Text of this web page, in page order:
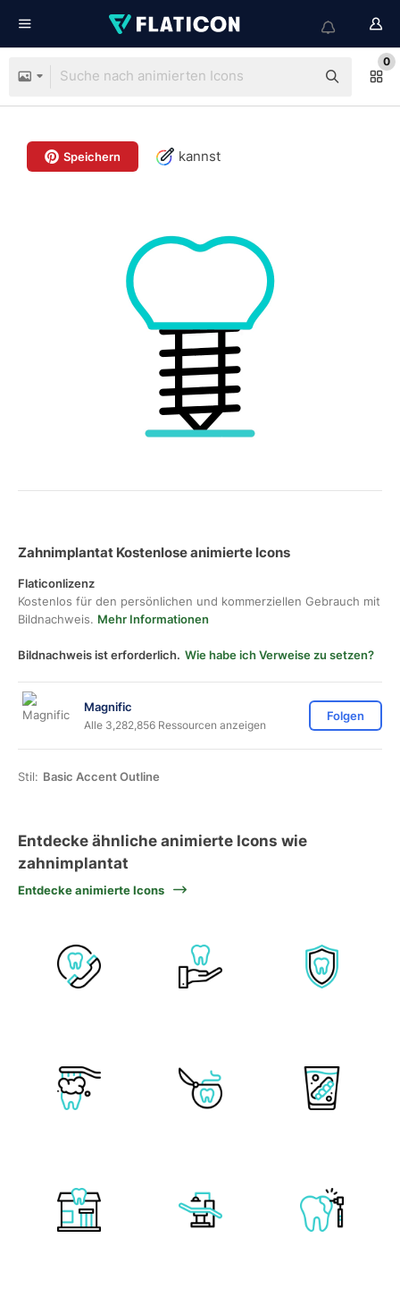
0
Speichern kannst
Zahnimplantat Kostenlose animierte Icons
Flaticonlizenz
Kostenlos für den persönlichen und kommerziellen Gebrauch mit
Bildnachweis. Mehr Informationen
Bildnachweis ist erforderlich. Wie habe ich Verweise zu setzen?
Magnific
Alle 3,282,856 Ressourcen anzeigen
Folgen
Stil: Basic Accent Outline
Entdecke ähnliche animierte Icons wie
zahnimplantat
Entdecke animierte Icons